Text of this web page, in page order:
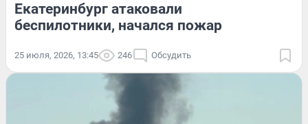
Екатеринбург атаковали
беспилотники, начался пожар
25 июля, 2026, 13:45 246 Обсудить